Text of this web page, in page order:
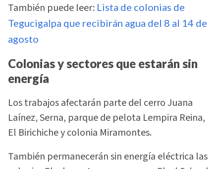
También puede leer: Lista de colonias de
Tegucigalpa que recibirán agua del 8 al 14 de
agosto
Colonias y sectores que estarán sin
energía
Los trabajos afectarán parte del cerro Juana
Laínez, Serna, parque de pelota Lempira Reina,
El Birichiche y colonia Miramontes.
También permanecerán sin energía eléctrica las